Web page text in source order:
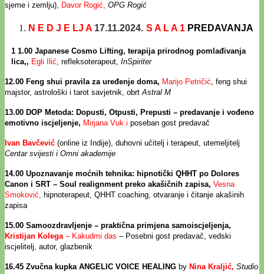
sjeme i zemlju), Davor Rogić, OPG Rogić
N E D J E LJ A 17.11.2024. S A L A 1 PREDAVANJA
1 1.00 Japanese Cosmo Lifting, terapija prirodnog pomlađivanja
lica,, Egli Ilić , refleksoterapeut, InSpiriter
12.00 Feng shui pravila za uređenje doma, Marijo Petričić feng shui
majstor, astrološki i tarot savjetnik, obrt Astral M
13.00 DOP Metoda: Dopusti, Otpusti, Prepusti – predavanje i vođeno
emotivno iscjeljenje, Mirjana Vuk i poseban gost predavač
Ivan Bavčević (online iz Indije), duhovni učitelj i terapeut, utemeljitelj
Centar svijesti i Omni akademije
14.00 Upoznavanje moćnih tehnika: hipnotički QHHT po Dolores
Canon i SRT – Soul realignment preko akašičnih zapisa, Vesna
Smoković
hipnoterapeut, QHHT coaching, otvaranje i čitanje akašinih
zapisa
15.00 Samoozdravljenje – praktična primjena samoiscjeljenja,
Kristijan Kolega – Kakudmi das – Posebni gost predavač, vedski
iscjelitelj, autor, glazbenik
16.45 Zvučna kupka ANGELIC VOICE HEALING by Nina Kraljić, Studio